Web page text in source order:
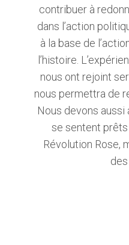
contribuer à
dans l’action
à la base de
l’histoire.
nous ont rejoint
nous permettra de
Nous devons
se sentent prêts
Révolution Rose,